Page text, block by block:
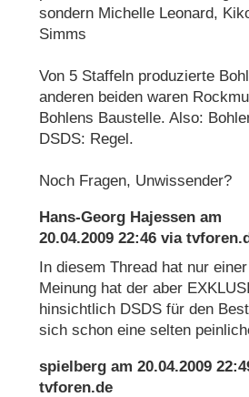
sondern Michelle Leonard,
Simms
Von 5 Staffeln produzierte
anderen beiden waren
Bohlens Baustelle. Also:
DSDS: Regel.
Noch Fragen, Unwissender?
Hans-Georg Hajessen am
20.04.2009 22:46 via
In diesem Thread hat nur
Meinung hat der aber
hinsichtlich DSDS für den
sich schon eine selten
spielberg am20.04.2009
tvforen.de